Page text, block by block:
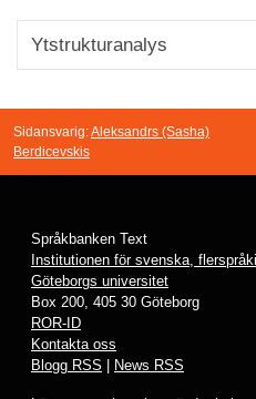
Ytstrukturanalys
Sidansvarig:Aleksandrs (Sasha)
Berdicevskis
Språkbanken Text
Institutionen för svenska,
Göteborgs universitet
Box 200, 405 30 Göteborg
ROR-ID
Kontakta oss
Blogg RSS
News RSS